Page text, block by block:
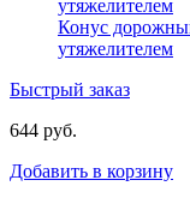
Конус
утяжелителем
Быстрый заказ
644 руб.
Добавить в корзину